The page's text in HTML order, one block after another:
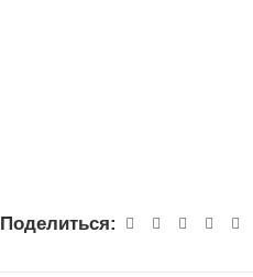
Поделиться: